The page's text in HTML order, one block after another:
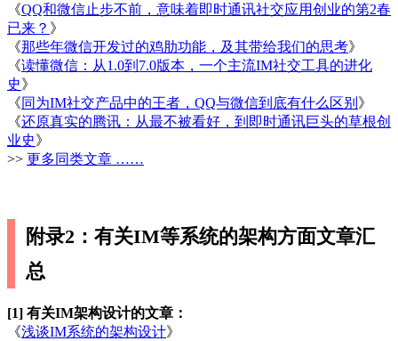
《QQ和微信止步不前，意味着即时通讯社交应用创业的第2春
已来？ 》
《那些年微信开发过的鸡肋功能，及其带给我们的思考》
《读懂微信：从1.0到7.0版本，一个主流IM社交工具的进化
史》
《同为IM社交产品中的王者，QQ与微信到底有什么区别 》
《还原真实的腾讯：从最不被看好，到即时通讯巨头的草根创
业史》
>> 更多同类文章 ……
附录2：有关IM等系统的架构方面文章汇
总
[1] 有关IM架构设计的文章：
《浅谈IM系统的架构设计》